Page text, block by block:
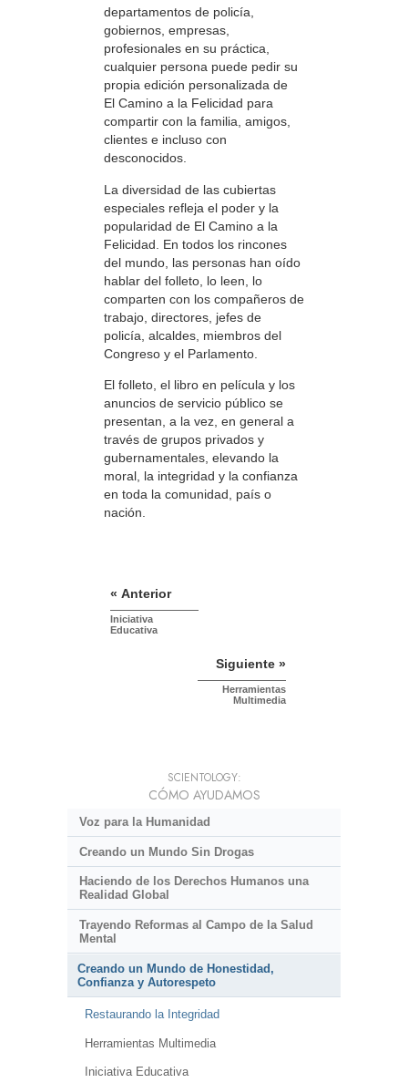
departamentos de policía,
gobiernos, empresas,
profesionales en su práctica,
cualquier persona puede pedir su
propia edición personalizada de
El Camino a la Felicidad para
compartir con la familia, amigos,
clientes e incluso con
desconocidos.
La diversidad de las cubiertas
especiales refleja el poder y la
popularidad de El Camino a la
Felicidad. En todos los rincones
del mundo, las personas han oído
hablar del folleto, lo leen, lo
comparten con los compañeros de
trabajo, directores, jefes de
policía, alcaldes, miembros del
Congreso y el Parlamento.
El folleto, el libro en película y los
anuncios de servicio público se
presentan, a la vez, en general a
través de grupos privados y
gubernamentales, elevando la
moral, la integridad y la confianza
en toda la comunidad, país o
nación.
« Anterior
Iniciativa
Educativa
Siguiente »
Herramientas
Multimedia
SCIENTOLOGY:
CÓMO AYUDAMOS
Voz para la Humanidad
Creando un Mundo Sin Drogas
Haciendo de los Derechos Humanos una
Realidad Global
Trayendo Reformas al Campo de la Salud
Mental
Creando un Mundo de Honestidad,
Confianza y Autorespeto
Restaurando la Integridad
Herramientas Multimedia
Iniciativa Educativa